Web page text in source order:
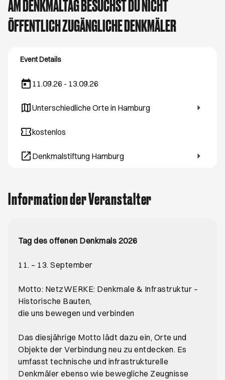
AM DENKMALTAG BESUCHST DU NICHT
ÖFFENTLICH ZUGÄNGLICHE DENKMÄLER
Event Details
11.09.26 - 13.09.26
Unterschiedliche Orte in Hamburg
Öffnet ein neues Browser-Tab
kostenlos
Denkmalstiftung Hamburg
Öffnet ein neues Browser-Tab
Information der Veranstalter
Tag des offenen Denkmals 2026
11. – 13. September
Motto: NetzWERKE: Denkmale & Infrastruktur –
Historische Bauten,
die uns bewegen und verbinden
Das diesjährige Motto lädt dazu ein, Orte und
Objekte der Verbindung neu zu entdecken. Es
umfasst technische und infrastrukturelle
Denkmäler ebenso wie bewegliche Zeugnisse